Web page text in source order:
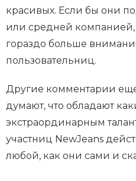
красивых. Если бы они
или средней компанией,
гораздо больше
пользовательниц.
Другие комментарии
думают, что обладают
экстраординарным
участниц NewJeans
любой, как они сами и